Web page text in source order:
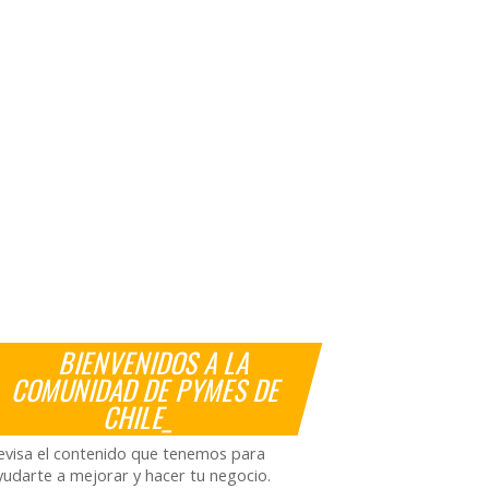
BIENVENIDOS A LA
COMUNIDAD DE PYMES DE
CHILE_
el contenido que tenemos para
a mejorar y hacer tu negocio.